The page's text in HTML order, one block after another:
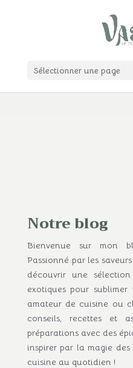
Sélectionner une page
Notre blog
Bienvenue sur mon
Passionné par les
découvrir une
exotiques pour
amateur de cuisine ou
conseils, recettes et
préparations avec des
inspirer par la magie
cuisine au quotidien !